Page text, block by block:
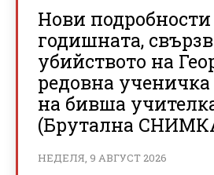
Нови подробности
годишната,
убийството на
редовна
на бивша
(Брутална
НЕДЕЛЯ, 9 АВГУСТ 2026